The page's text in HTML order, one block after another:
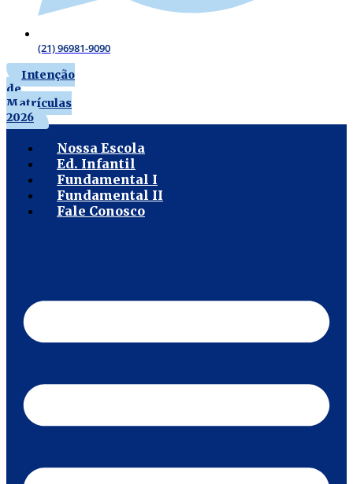
(21) 96981-9090
Intenção
de
Matrículas
2026
Nossa Escola
Ed. Infantil
Fundamental I
Fundamental II
Fale Conosco